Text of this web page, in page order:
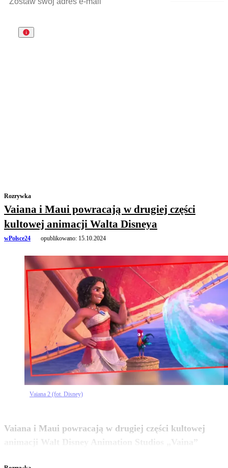
Rozrywka
Vaiana i Maui powracają w drugiej części
kultowej animacji Walta Disneya
wPolsce24 opublikowano: 15.10.2024
Vaiana 2 (fot. Disney)
Vaiana i Maui powracają w drugiej części kultowej
animacji Walt Disney Animation Studios „Vaina”
zobacz więcej